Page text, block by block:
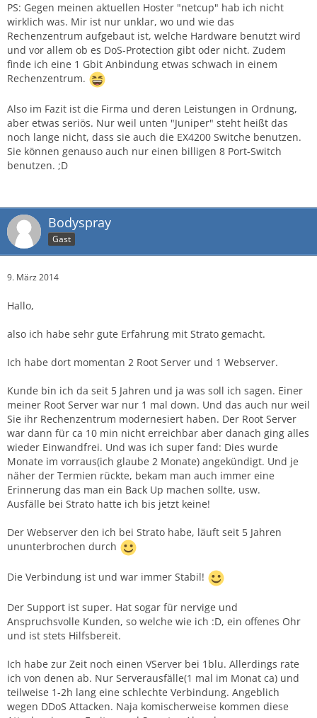
PS: Gegen meinen aktuellen Hoster "netcup" hab ich nicht
wirklich was. Mir ist nur unklar, wo und wie das
Rechenzentrum aufgebaut ist, welche Hardware benutzt wird
und vor allem ob es DoS-Protection gibt oder nicht. Zudem
finde ich eine 1 Gbit Anbindung etwas schwach in einem
Rechenzentrum.
Also im Fazit ist die Firma und deren Leistungen in Ordnung,
aber etwas seriös. Nur weil unten "Juniper" steht heißt das
noch lange nicht, dass sie auch die EX4200 Switche benutzen.
Sie können genauso auch nur einen billigen 8 Port-Switch
benutzen. ;D
Bodyspray
Gast
9. März 2014
Hallo,
also ich habe sehr gute Erfahrung mit Strato gemacht.
Ich habe dort momentan 2 Root Server und 1 Webserver.
Kunde bin ich da seit 5 Jahren und ja was soll ich sagen. Einer
meiner Root Server war nur 1 mal down. Und das auch nur weil
Sie ihr Rechenzentrum modernesiert haben. Der Root Server
war dann für ca 10 min nicht erreichbar aber danach ging alles
wieder Einwandfrei. Und was ich super fand: Dies wurde
Monate im vorraus(ich glaube 2 Monate) angekündigt. Und je
näher der Termien rückte, bekam man auch immer eine
Erinnerung das man ein Back Up machen sollte, usw.
Ausfälle bei Strato hatte ich bis jetzt keine!
Der Webserver den ich bei Strato habe, läuft seit 5 Jahren
ununterbrochen durch
Die Verbindung ist und war immer Stabil!
Der Support ist super. Hat sogar für nervige und
Anspruchsvolle Kunden, so welche wie ich :D, ein offenes Ohr
und ist stets Hilfsbereit.
Ich habe zur Zeit noch einen VServer bei 1blu. Allerdings rate
ich von denen ab. Nur Serverausfälle(1 mal im Monat ca) und
teilweise 1-2h lang eine schlechte Verbindung. Angeblich
wegen DDoS Attacken. Naja komischerweise kommen diese